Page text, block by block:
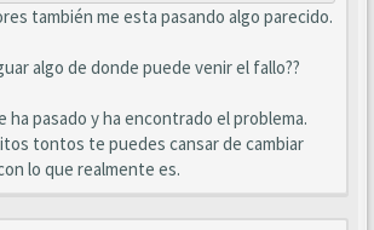
también me esta pasando algo parecido.
algo de donde puede venir el fallo??
ha pasado y ha encontrado el problema.
tontos te puedes cansar de cambiar
lo que realmente es.